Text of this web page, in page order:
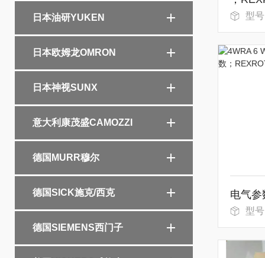
日本油研YUKEN
日本欧姆龙OMRON
日本神视SUNX
意大利康茂盛CAMOZZI
德国MURR穆尔
德国SICK施克/西克
德国SIEMENS西门子
型号：
型号：